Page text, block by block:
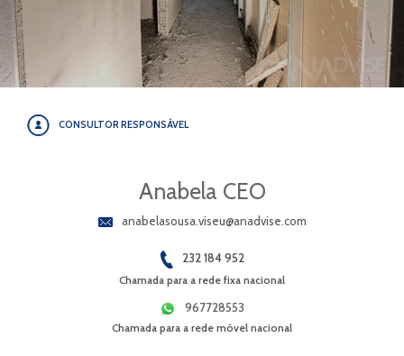
CONSULTOR RESPONSÁVEL
Anabela CEO
anabelasousa.viseu@anadvise.com
232 184 952
Chamada para a rede fixa nacional
967728553
Chamada para a rede móvel nacional